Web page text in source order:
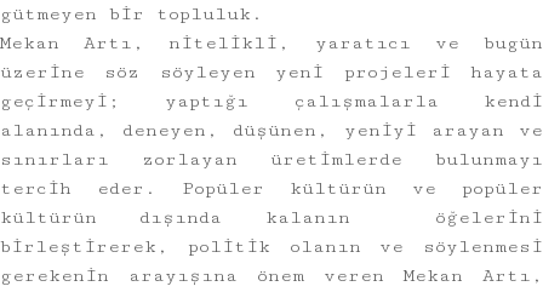
gütmeyen bir topluluk.
Mekan Artı, nitelikli, yaratıcı ve bugün
üzerine söz söyleyen yeni projeleri hayata
geçirmeyi; yaptığı çalışmalarla kendi
alanında, deneyen, düşünen, yeniyi arayan ve
sınırları zorlayan üretimlerde bulunmayı
tercih eder. Popüler kültürün ve popüler
kültürün dışında kalanın öğelerini
birleştirerek, politik olanın ve söylenmesi
gerekenin arayışına önem veren Mekan Artı,